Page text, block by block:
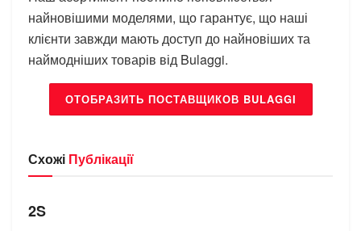
найновішими моделями, що гарантує, що наші
клієнти завжди мають доступ до найновіших та
наймодніших товарів від Bulaggi.
ОТОБРАЗИТЬ ПОСТАВЩИКОВ BULAGGI
Схожі Публікації
БРЕНДИ
2S